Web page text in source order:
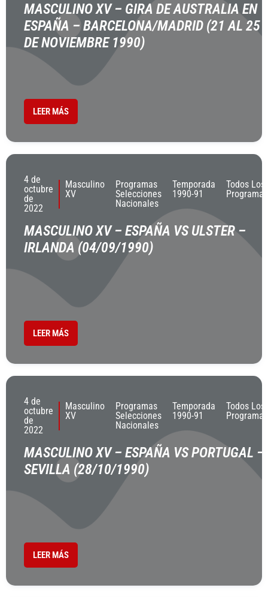
MASCULINO XV – GIRA DE AUSTRALIA EN
ESPAÑA – BARCELONA/MADRID (21 AL 25
DE NOVIEMBRE 1990)
LEER MÁS
4 de
octubre
de
2022
Masculino
XV
Programas
Selecciones
Nacionales
Temporada
1990-91
Todos Los
Programas
MASCULINO XV – ESPAÑA VS ULSTER –
IRLANDA (04/09/1990)
LEER MÁS
4 de
octubre
de
2022
Masculino
XV
Programas
Selecciones
Nacionales
Temporada
1990-91
Todos Los
Programas
MASCULINO XV – ESPAÑA VS PORTUGAL –
SEVILLA (28/10/1990)
LEER MÁS